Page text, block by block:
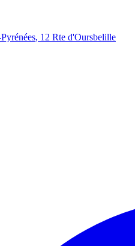
, 12 Rte d'Oursbelille